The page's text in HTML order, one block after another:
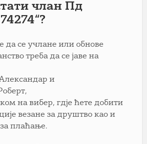
члан Пд
да се учлане или обнове
треба да се јаве на
и
на вибер, гдје ћете добити
везане за друштво као и
плаћање.